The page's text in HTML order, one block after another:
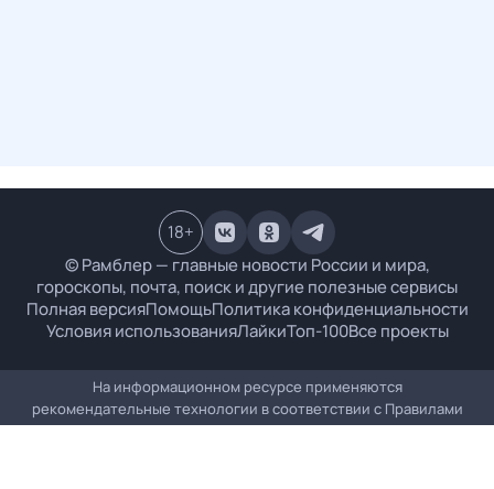
© Рамблер — главные новости России и мира,
гороскопы, почта, поиск и другие полезные сервисы
Полная версияПомощьПолитика конфиденциальности
Условия использованияЛайкиТоп-100Все проекты
18+
На информационном ресурсе применяются
рекомендательные технологии в соответствии с Правилами